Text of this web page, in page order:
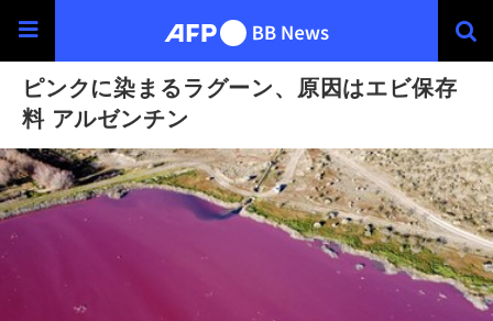
ピンクに染まるラグーン、原因はエビ保存
料 アルゼンチン